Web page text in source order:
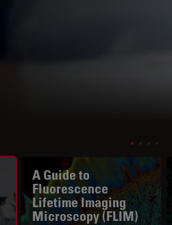
A Guide to
Fluorescence
Lifetime Imaging
Microscopy (FLIM)